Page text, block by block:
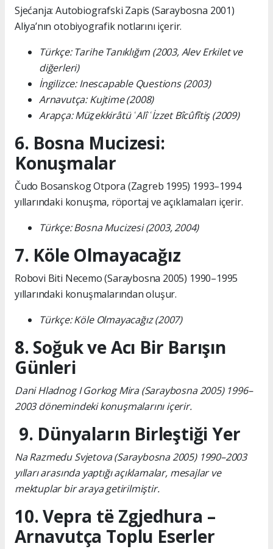
Sjećanja: Autobiografski Zapis (Saraybosna 2001)
Aliya’nın otobiyografik notlarını içerir.
Türkçe: Tarihe Tanıklığım (2003, Alev Erkilet ve
diğerleri)
İngilizce: Inescapable Questions (2003)
Arnavutça: Kujtime (2008)
Arapça: Müẕekkirâtü ʿAlî ʿİzzet Bîcûfîtiş (2009)
6. Bosna Mucizesi:
Konuşmalar
Čudo Bosanskog Otpora (Zagreb 1995) 1993–1994
yıllarındaki konuşma, röportaj ve açıklamaları içerir.
Türkçe: Bosna Mucizesi (2003, 2004)
7. Köle Olmayacağız
Robovi Biti Necemo (Saraybosna 2005) 1990–1995
yıllarındaki konuşmalarından oluşur.
Türkçe: Köle Olmayacağız (2007)
8. Soğuk ve Acı Bir Barışın
Günleri
Dani Hladnog I Gorkog Mira (Saraybosna 2005) 1996–
2003 dönemindeki konuşmalarını içerir.
9. Dünyaların Birleştiği Yer
Na Razmedu Svjetova (Saraybosna 2005) 1990–2003
yılları arasında yaptığı açıklamalar, mesajlar ve
mektuplar bir araya getirilmiştir.
10. Vepra të Zgjedhura –
Arnavutça Toplu Eserler